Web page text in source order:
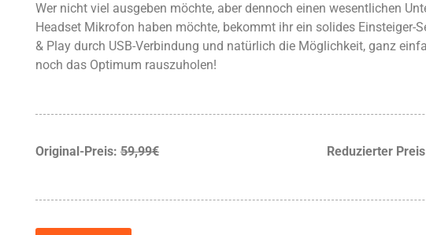
Wer nicht viel ausgeben möchte, aber dennoch einen wesentlichen
Headset Mikrofon haben möchte, bekommt ihr ein solides Einsteiger-
& Play durch USB-Verbindung und natürlich die Möglichkeit, ganz
noch das Optimum rauszuholen!
Original-Preis: 59,99€ Reduzierter